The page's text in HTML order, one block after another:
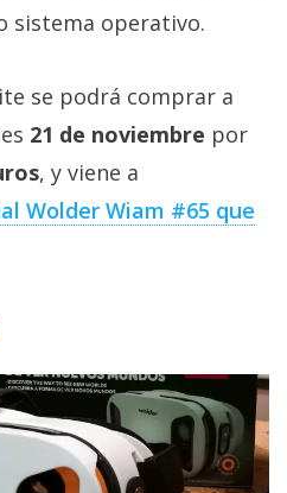
sistema operativo.
se podrá comprar a
21 de noviembre por
, y viene a
Wolder Wiam #65 que